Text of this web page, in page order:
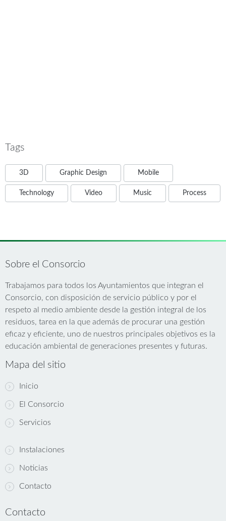
Tags
3D Graphic Design Mobile
Technology Video Music Process
Sobre el Consorcio
Trabajamos para todos los Ayuntamientos que integran el
Consorcio, con disposición de servicio público y por el
respeto al medio ambiente desde la gestión integral de los
residuos, tarea en la que además de procurar una gestión
eficaz y eficiente, uno de nuestros principales objetivos es la
educación ambiental de generaciones presentes y futuras.
Mapa del sitio
Inicio
El Consorcio
Servicios
Instalaciones
Noticias
Contacto
Contacto